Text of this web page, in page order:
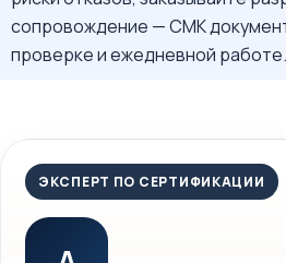
сопровождение — СМК
проверке и ежедневной работе.
ЭКСПЕРТ ПО СЕРТИФИКАЦИИ